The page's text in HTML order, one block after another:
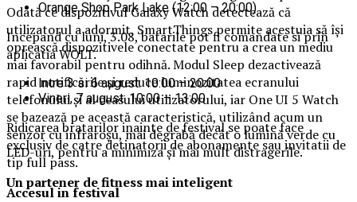
Odată ce dispozitivul Galaxy Watch detectează că
utilizatorul a adormit, SmartThings permite acestuia să își
oprească dispozitivele conectate pentru a crea un mediu
mai favorabil pentru odihnă. Modul Sleep dezactivează
rapid notificările și reduce luminozitatea ecranului
telefonului și al ceasului utilizatorului, iar One UI 5 Watch
se bazează pe această caracteristică, utilizând acum un
senzor cu infraroșu, mai degrabă decât o lumină verde cu
LED-uri, pentru a minimiza și mai mult distragerile.
Un partener de fitness mai inteligent
Orange Shop Park Lake (12:00 – 20:00)
Incepand cu luni, 3.08, batarile pot fi comandate si prin
aplicatia WOLT.
Intre 3 si 6 august: 10:00 – 20:00
Vineri, 7 august: 10:00 – 13:00
Ridicarea bratarilor inainte de festival se poate face
exclusiv de catre detinatorii de abonamente sau invitatii de
tip full pass.
Accesul in festival